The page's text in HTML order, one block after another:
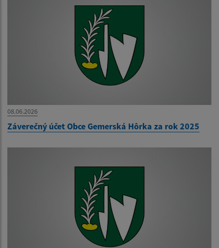
08.06.2026
Záverečný účet Obce Gemerská Hôrka za rok 2025